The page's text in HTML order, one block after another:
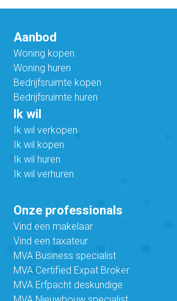
Aanbod
Woning kopen
Woning huren
Bedrijfsruimte kopen
Bedrijfsruimte huren
Ik wil
Ik wil verkopen
Ik wil kopen
Ik wil huren
Ik wil verhuren
Onze professionals
Vind een makelaar
Vind een taxateur
MVA Business specialist
MVA Certified Expat Broker
MVA Erfpacht deskundige